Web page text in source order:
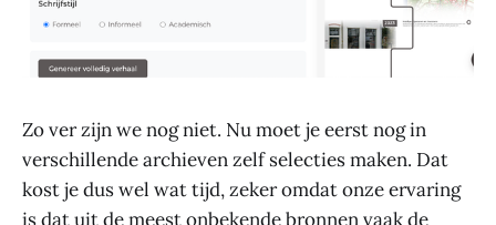
Zo ver zijn we nog niet. Nu moet je eerst nog in
verschillende archieven zelf selecties maken. Dat
kost je dus wel wat tijd, zeker omdat onze ervaring
is dat uit de meest onbekende bronnen vaak de